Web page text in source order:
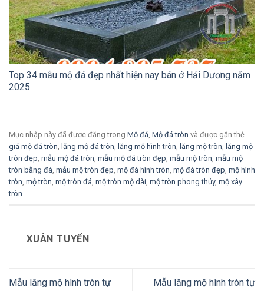
Top 34 mẫu mộ đá đẹp nhất hiện nay bán ở Hải Dương năm
2025
Mục nhập này đã được đăng trong Mộ đá, Mộ đá tròn và được gắn thẻ
giá mộ đá tròn, lăng mộ đá tròn, lăng mộ hình tròn, lăng mộ tròn, lăng mộ
tròn đẹp, mẫu mộ đá tròn, mẫu mộ đá tròn đẹp, mẫu mộ tròn, mẫu mộ
tròn bằng đá, mẫu mộ tròn đẹp, mộ đá hình tròn, mộ đá tròn đẹp, mộ hình
tròn, mộ tròn, mộ tròn đá, mộ tròn mộ dài, mộ tròn phong thủy, mộ xây
tròn.
XUÂN TUYỂN
Mẫu lăng mộ hình tròn tự
Mẫu lăng mộ hình tròn tự